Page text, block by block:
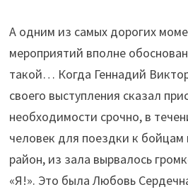
А одним из самых дорогих
мероприятий вполне
такой… Когда Геннадий
своего выступления сказал
необходимости срочно, в
человек для поездки к
район, из зала вырвалось
«Я!». Это была Любовь